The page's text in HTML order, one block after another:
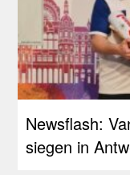
Newsflash:
siegen in